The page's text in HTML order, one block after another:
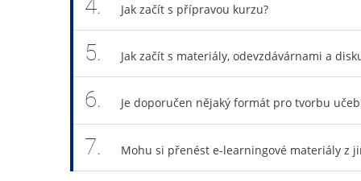
4. Jak začít s přípravou kurzu?
5. Jak začít s materiály, odevzdávárnami a
6. Je doporučen nějaký formát pro tvorbu
7. Mohu si přenést e-learningové materiály z